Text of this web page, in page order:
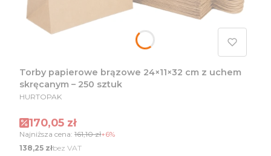
Torby papierowe brązowe 24×11×32 cm z uchem
skręcanym – 250 sztuk
PRODUCENT
HURTOPAK
Cena promocyjna
170,05 zł
Najniższa cena: 161,10 zł+6%
Cena
138,25 złbez VAT